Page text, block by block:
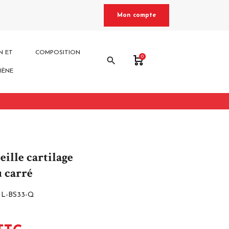
Mon compte
ET COMPOSITION
search 0
cartilage
carré
BS33-Q